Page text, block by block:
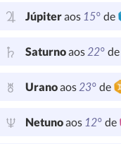
Júpiteraos 15° de
Saturnoaos22° de
Uranoaos23° de
Netunoaos 12° de